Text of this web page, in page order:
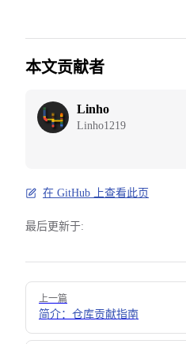
本文贡献者
Linho
Linho1219
在 GitHub 上查看此页
最后更新于:
Pager
上一篇
简介：仓库贡献指南